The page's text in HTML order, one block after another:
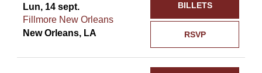
Lun, 14 sept.
Fillmore New Orleans
New Orleans, LA
RSVP
BILLETS